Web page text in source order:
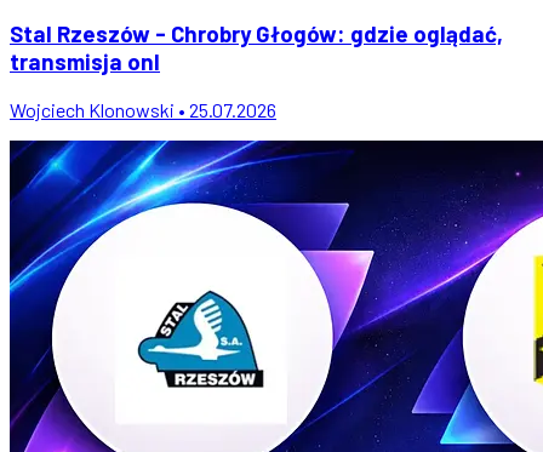
Stal Rzeszów - Chrobry Głogów: gdzie oglądać,
transmisja onl
Wojciech Klonowski • 25.07.2026